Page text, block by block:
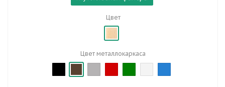
Цвет
Цвет металлокаркаса